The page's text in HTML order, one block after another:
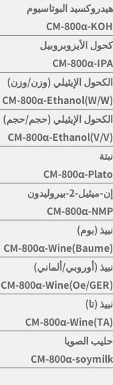
هيدروكسيد البوتاسيوم
CM-800α-KOH
كحول الأيزوبروبيل
CM-800α-IPA
الكحول الإيثيلي (وزن/وزن)
CM-800α-Ethanol(W/W)
الكحول الإيثيلي (حجم/حجم)
CM-800α-Ethanol(V/V)
نبتة
CM-800α-Plato
إن-ميثيل-2-بيروليدون
CM-800α-NMP
نبيذ (بوم)
CM-800α-Wine(Baume)
نبيذ (أوروبي/ألماني)
CM-800α-Wine(Oe/GER)
نبيذ (تا)
CM-800α-Wine(TA)
حليب الصويا
CM-800α-soymilk